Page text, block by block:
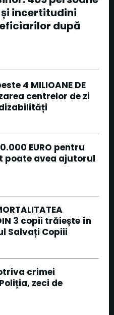
și incertitudini
după
4 MILIOANE DE
centrelor de zi
EURO pentru
poate avea ajutorul
3 copii trăiește în
Salvați Copiii
crimei
zeci de